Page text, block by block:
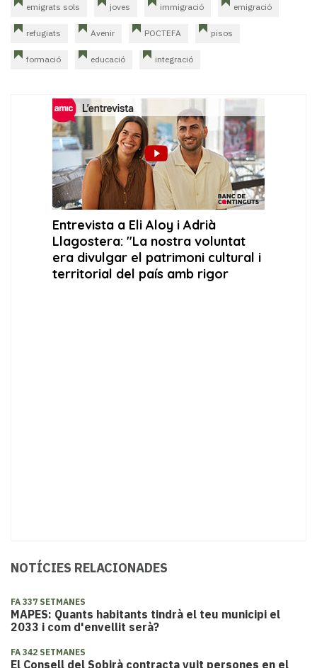
emigrats sols joves immigració emigració
refugiats Avenir POCTEFA pisos
formació educació integració
NOTÍCIES RELACIONADES
FA 337 SETMANES
MAPES: Quants habitants tindrà el teu municipi el
2033 i com d'envellit serà?
FA 342 SETMANES
El Consell del Sobirà contracta vuit persones en el